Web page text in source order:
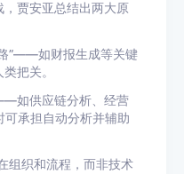
贾安亚总结出两大原
”——如财报生成等关键
把关。
如供应链分析、经营
承担自动分析并辅助
组织和流程，而非技术